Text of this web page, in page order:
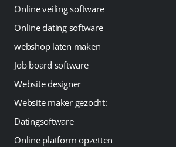
Online veiling software
Online dating software
webshop laten maken
Job board software
Website designer
Website maker gezocht:
Datingsoftware
Online platform opzetten